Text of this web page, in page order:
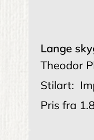
Lange
Theodor
Stilart:
Pris fra